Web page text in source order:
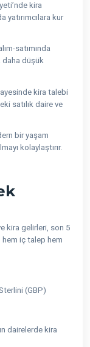
kira
yatırımcılara kur
satımında
daha düşük
kira talebi
satılık daire ve
bir yaşam
kolaylaştırır.
kira gelirleri, son 5
hem iç talep hem
(GBP)
dairelerde kira